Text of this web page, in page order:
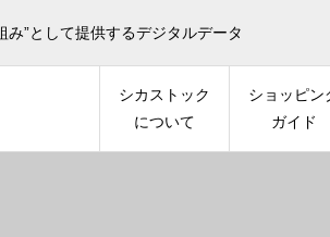
”として提供するデジタルデータ
シカストック
について
ショッピン
ガイド